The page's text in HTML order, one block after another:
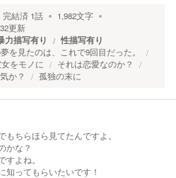
完結済 1話 1,982文字
更新
力描写有り 性描写有り
を見たのは、これで9回目だった。
をモノに
それは恋愛なのか？
か？
孤独の末に
もちらほら見てたんですよ。
かな？
よね。
知ってもらいたいです！